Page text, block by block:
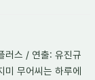
러스 / 연출: 유진규
미 무어씨는 하루에